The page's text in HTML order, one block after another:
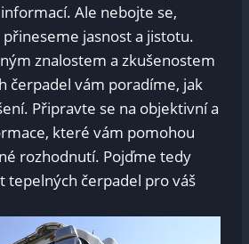
Ale nebojte se,
jasnost a ⁤jistotu.
znalostem a zkušenostem
čerpadel vám ​poradíme,⁣ jak
Připravte se na objektivní a
​které vám pomohou
rozhodnutí. Pojďme tedy
tepelných​ čerpadel pro váš